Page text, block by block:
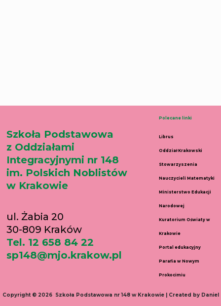
Szkoła Podstawowa
z Oddziałami
Integracyjnymi nr 148
im. Polskich Noblistów
w Krakowie
ul. Żabia 20
30-809 Kraków
Tel. 12 658 84 22
sp148@mjo.krakow.pl
Polecane linki
Librus
Oddział Krakowski
Stowarzyszenia
Nauczycieli Matematyki
Ministerstwo Edukacji
Narodowej
Kuratorium Oświaty w
Krakowie
Portal edukacyjny
Parafia w Nowym
Prokocimiu
Copyright © 2026 Szkoła Podstawowa nr 148 w Krakowie | Created by Daniel